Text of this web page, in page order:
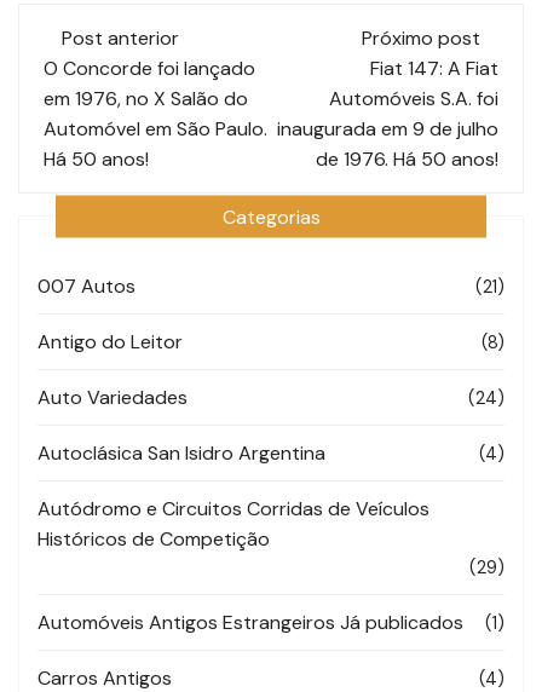
Navegação
de
post
Post anterior
O Concorde foi lançado
em 1976, no X Salão do
Automóvel em São Paulo.
Há 50 anos!
Próximo post
Fiat 147: A Fiat
Automóveis S.A. foi
inaugurada em 9 de julho
de 1976. Há 50 anos!
Categorias
007 Autos (21)
Antigo do Leitor (8)
Auto Variedades (24)
Autoclásica San Isidro Argentina (4)
Autódromo e Circuitos Corridas de Veículos
Históricos de Competição
(29)
Automóveis Antigos Estrangeiros Já publicados (1)
Carros Antigos (4)